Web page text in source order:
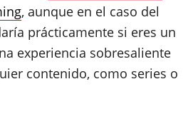
, aunque en el caso del
prácticamente si eres un
experiencia sobresaliente
contenido, como series o